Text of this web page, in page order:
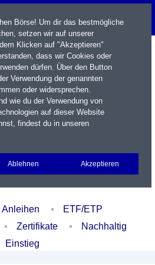
Portfolio Login
Anleihen
ETF/ETP
Zertifikate
Nachhaltig
Einstieg
Börse! Um dir das bestmögliche
setzen wir auf unserer
Klicken auf "Akzeptieren"
dass wir Cookies oder
dürfen. Über den Button
Verwendung der genannten
oder widersprechen.
wie du der Verwendung von
auf dieser Website
findest du in unseren
Ablehnen Akzeptieren